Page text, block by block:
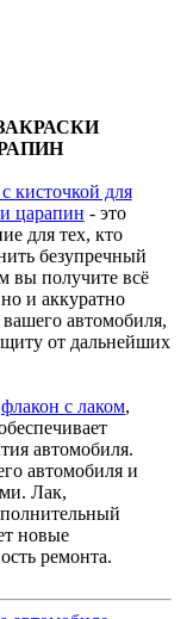
кисточкой для
царапин - это
для тех, кто
безупречный
вы получите всё
и аккуратно
автомобиля,
от дальнейших
флакон с лаком,
автомобиля.
автомобиля и
Лак,
новые
ремонта.